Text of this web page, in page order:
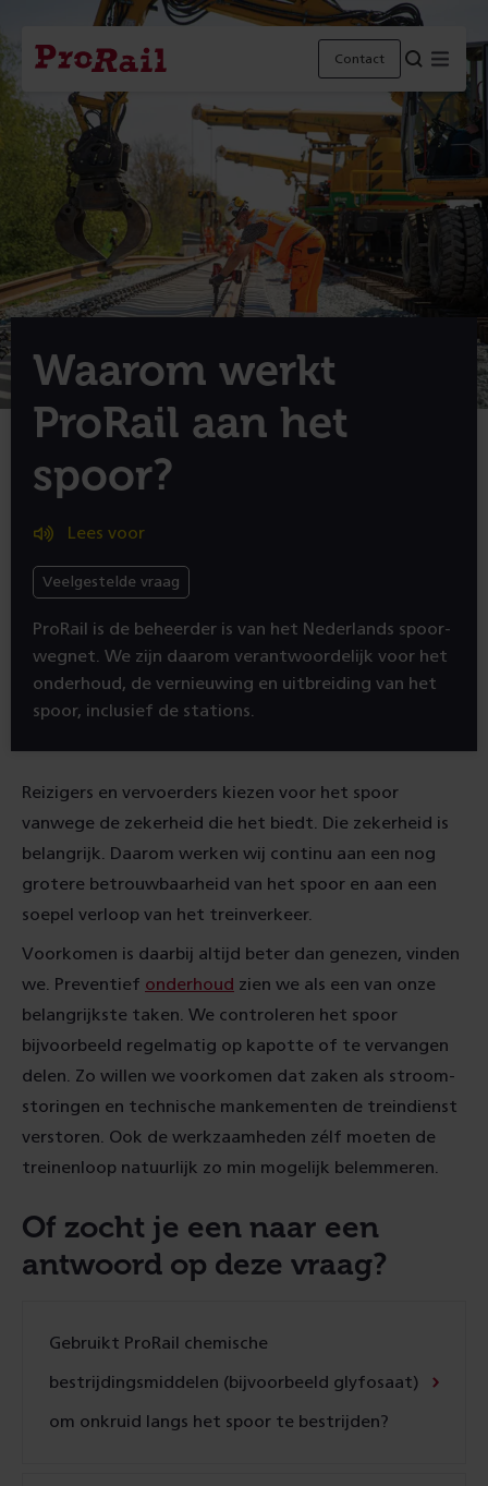
Navigatie
Homepage
ProRail
Contact Menu
Waarom werkt
ProRail aan het
spoor?
Lees voor
Veelgestelde vraag
ProRail is de beheerder is van het Nederlands spoor­
wegnet. We zijn daarom verantwoordelijk voor het
onderhoud, de vernieuwing en uitbreiding van het
spoor, inclusief de stations.
Reizigers en vervoerders kiezen voor het spoor
vanwege de zekerheid die het biedt. Die zekerheid is
belangrijk. Daarom werken wij continu aan een nog
grotere betrouwbaarheid van het spoor en aan een
soepel verloop van het treinverkeer.
Voorkomen is daarbij altijd beter dan genezen, vinden
we. Preventief onderhoud zien we als een van onze
belangrijkste taken. We controleren het spoor
bijvoorbeeld regelmatig op kapotte of te vervangen
delen. Zo willen we voorkomen dat zaken als stroom­
storingen en technische mankementen de treindienst
verstoren. Ook de werk­zaamheden zélf moeten de
treinen­loop natuurlijk zo min mogelijk belemmeren.
Of zocht je een naar een
antwoord op deze vraag?
Gebruikt ProRail chemische
bestrijdingsmiddelen (bijvoorbeeld glyfosaat)
om onkruid langs het spoor te bestrijden?